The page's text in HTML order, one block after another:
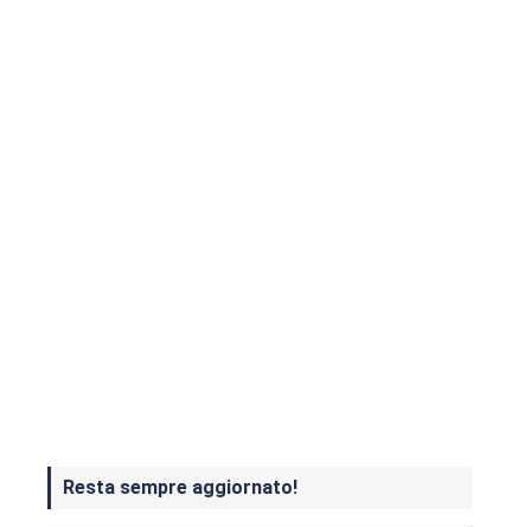
Resta sempre aggiornato!